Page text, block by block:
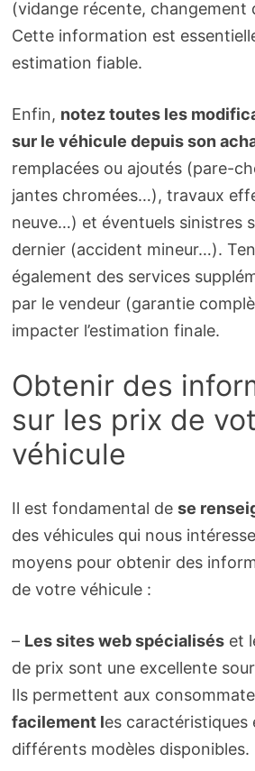
(vidange récente, changement
Cette information est
estimation fiable.
Enfin, notez toutes les
sur le véhicule depuis son
remplacées ou ajoutés (pare-
jantes chromées…), travaux
neuve…) et éventuels sinistres
dernier (accident mineur…).
également des services
par le vendeur (garantie
impacter l’estimation finale.
Obtenir des
sur les prix de
véhicule
Il est fondamental de se
des véhicules qui nous
moyens pour obtenir des
de votre véhicule :
– Les sites web spécialiséset
de prix sont une excellente
Ils permettent aux
facilement les caractéristiques
différents modèles disponibles.